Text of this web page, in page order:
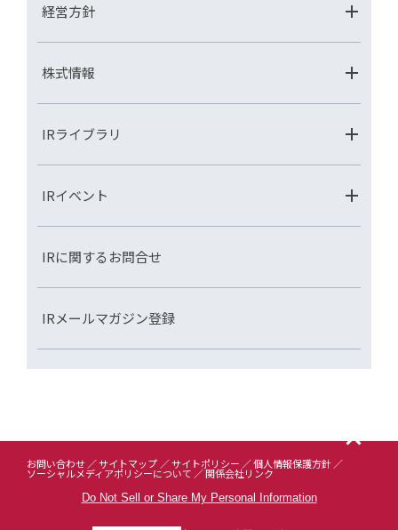
経営方針
株式情報
IRライブラリ
IRイベント
IRに関するお問合せ
IRメールマガジン登録
お問い合わせ サイトマップ サイトポリシー 個人情報保護方針
ソーシャルメディアポリシーについて 関係会社リンク
Do Not Sell or Share My Personal Information